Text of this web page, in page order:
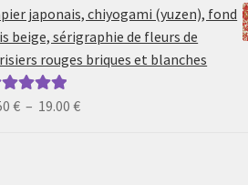
prix :
6.50 €
à
japonais, chiyogami (yuzen), fond
beige, sérigraphie de fleurs de
rouges briques et blanches
5.00sur
€ – 19.00€Plage